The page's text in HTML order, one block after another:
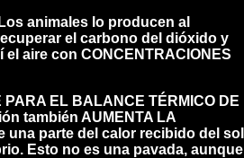
animales lo producen al
el carbono del dióxido y
aire con CONCENTRACIONES
EL BALANCE TÉRMICO DE
también AUMENTA LA
una parte del calor recibido del sol
Esto no es una pavada, aunque